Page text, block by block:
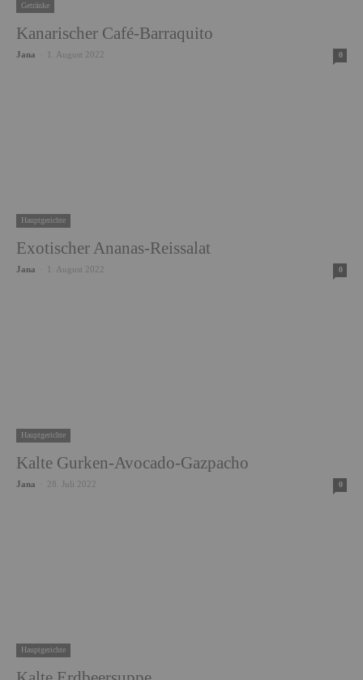
Getränke
Kanarischer Café-Barraquito
Jana 1. August 2022 0
Hauptgerichte
Exotischer Ananas-Reissalat
Jana 1. August 2022 0
Hauptgerichte
Kalte Gurken-Avocado-Gazpacho
Jana 28. Juli 2022 0
Hauptgerichte